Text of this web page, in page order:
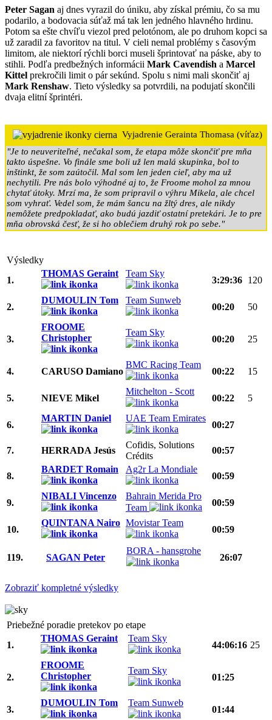
Peter Sagan aj dnes vyrazil do úniku, aby získal prémiu, čo sa mu
podarilo, a bodovacia súťaž má tak len jedného hlavného hrdinu.
Potom sa ešte chvíľu viezol pred pelotónom, ale po druhom kopci sa
už zaradil za favoritov na titul. V cieli nemal problémy s časovým
limitom, ale niektorí rýchli borci museli šprintovať na páske, aby to
stihli. Podľa predbežných informácii Mark Cavendish a Marcel
Kittel prekročili limit o pár sekúnd. Spolu s nimi mali skončiť aj
Mark Renshaw. Tieto výsledky sa potvrdili, na podujatí skončili
dvaja elitní šprintéri.
Vyjadrenie Gerainta Thomasa (víťaz)
"Je to neuveriteľné, nečakal som, že etapa môže skončiť pre mňa
takto úspešne. Vo finále sme boli už len malá skupinka, bol to
inštinkt, že som zaútočil. Mal som len jeden cieľ, aby ma už
nechytili. Pre nás bolo výhodné aj to, že Froome mohol za mnou
chytať útoky. Mrzí ma, že som pripravil o výhru Mikela, ale chcel
som vyhrať. Vedel som, že mám šancu na žltý dres, ale nikdy
nemôžete predpokladať, ako budú jazdiť ostatní pretekári. Je to pre
mňa obrovská česť, že si ho oblečiem druhý rok po sebe."
Výsledky
1.
THOMAS Geraint Team Sky
3:29:36 120
2.
DUMOULIN Tom Team Sunweb
00:20 50
3.
FROOME
Christopher
Team Sky
00:20 25
4. CARUSO Damiano
BMC Racing Team
00:22 15
5. NIEVE Mikel
Mitchelton - Scott
00:22 5
6.
MARTIN Daniel UAE Team Emirates
00:27
7. HERRADA Jesús
Cofidis, Solutions
Crédits
00:57
8.
BARDET Romain Ag2r La Mondiale
00:59
9.
NIBALI Vincenzo
Bahrain Merida Pro
Team
00:59
10.
QUINTANA Nairo Movistar Team
00:59
119. SAGAN Peter
BORA - hansgrohe
26:07
Zobraziť kompletné výsledky
Priebežné poradie pretekov po etape
1.
THOMAS Geraint Team Sky
44:06:16 25
2.
FROOME
Christopher
Team Sky
01:25
3.
DUMOULIN Tom Team Sunweb
01:44